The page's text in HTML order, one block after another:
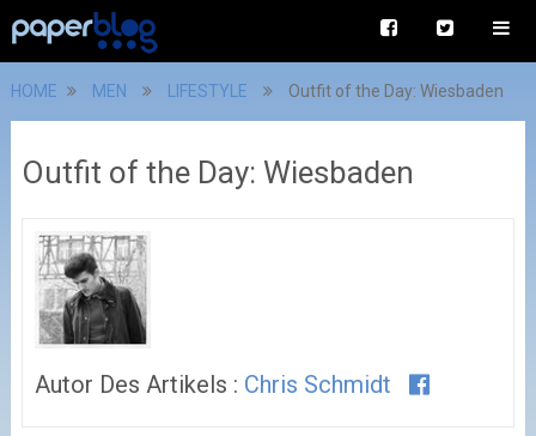
HOME MEN LIFESTYLE Outfit of the Day: Wiesbaden
Outfit of the Day: Wiesbaden
Autor Des Artikels : Chris Schmidt